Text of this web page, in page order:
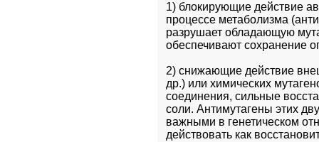
1) блокирующие действие
процессе метаболизма
разрушает обладающую
обеспечивают сохранение
2) снижающие действие
др.) или химических
соединения, сильные
соли. Антимутагены этих
важными в генетическом
действовать как